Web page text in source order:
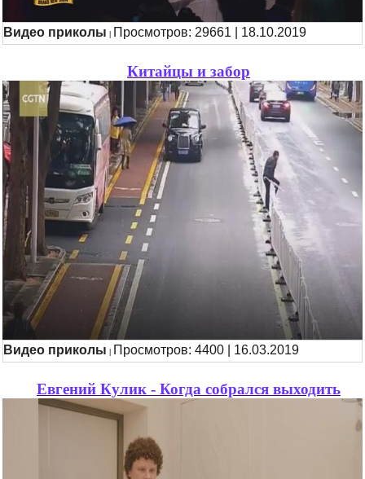
Видео приколы Просмотров: 29661 | 18.10.2019
Китайцы и забор
Видео приколы Просмотров: 4400 | 16.03.2019
Евгений Кулик - Когда собрался выходить